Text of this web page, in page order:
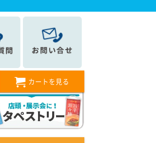
カートを見る